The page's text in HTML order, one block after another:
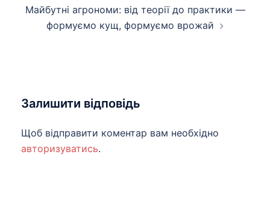
Майбутні агрономи: від теорії до практики —
формуємо кущ, формуємо врожай
Залишити відповідь
Щоб відправити коментар вам необхідно
авторизуватись.